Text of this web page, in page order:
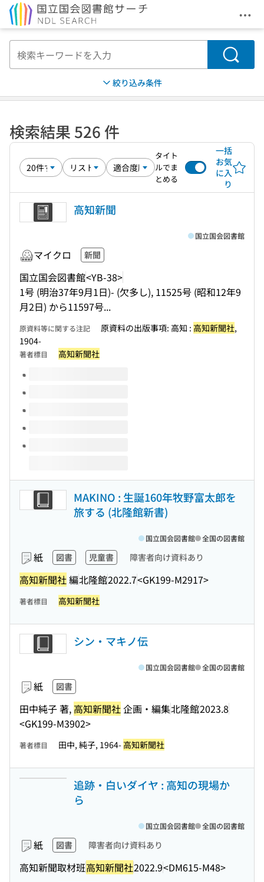
メ
検索
絞り込み条件
検索結果 526 件
タイト
ルでま
とめる
一括
お気
に入
り
高知新聞
マイクロ 新聞
国立国会図書館<YB-38>
1号 (明治37年9月1日)- (欠多し), 11525号 (昭和12年9
月2日) から11597号...
国立国会図書館
原資料等に関する注記 原資料の出版事項: 高知 : 高知新聞社,
1904-
著者標目 高知新聞社
このタイトルの巻号
MAKINO : 生誕160年牧野富太郎を
旅する (北隆館新書)
紙 図書 児童書 障害者向け資料あり
高知新聞社編北隆館2022.7<GK199-M2917>
国立国会図書館 全国の図書館
著者標目 高知新聞社
シン・マキノ伝
紙 図書
田中純子 著, 高知新聞社 企画・編集北隆館2023.8
<GK199-M3902>
国立国会図書館 全国の図書館
著者標目 田中, 純子, 1964- 高知新聞社
追跡・白いダイヤ : 高知の現場か
ら
紙 図書 障害者向け資料あり
高知新聞取材班高知新聞社2022.9<DM615-M48>
国立国会図書館 全国の図書館